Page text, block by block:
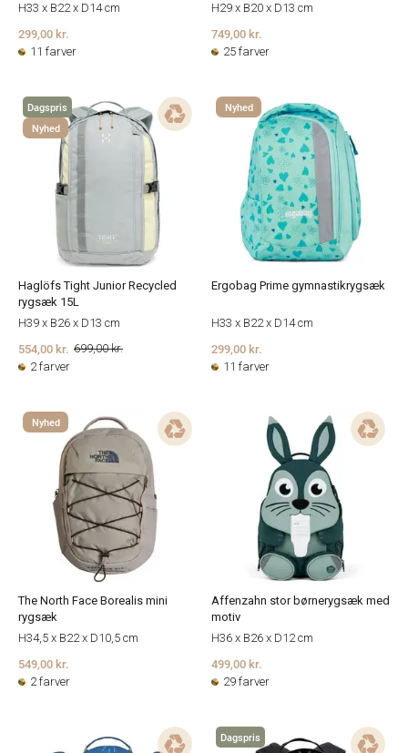
H33 x B22 x D14 cm
299,00 kr.
11 farver
H29 x B20 x D13 cm
749,00 kr.
25 farver
Dagspris
Nyhed
Haglöfs Tight Junior Recycled
rygsæk 15L
H39 x B26 x D13 cm
699,00 kr.
554,00 kr.
2 farver
Nyhed
Ergobag Prime gymnastikrygsæk
H33 x B22 x D14 cm
299,00 kr.
11 farver
Nyhed
The North Face Borealis mini
rygsæk
H34,5 x B22 x D10,5 cm
549,00 kr.
2 farver
Affenzahn stor børnerygsæk med
motiv
H36 x B26 x D12 cm
499,00 kr.
29 farver
Dagspris